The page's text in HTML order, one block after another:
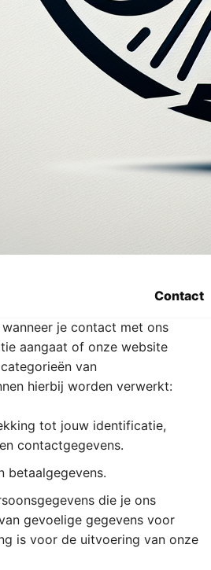
Contact
beleid
op elk moment wijzigen,
van wijzigingen in onze
bieden. We respecteren hierbij
je contact met ons
aangaat of onze website
van
hierbij worden verwerkt:
tot jouw identificatie,
contactgegevens.
betaalgegevens.
die je ons
gevoelige gegevens voor
is voor de uitvoering van onze